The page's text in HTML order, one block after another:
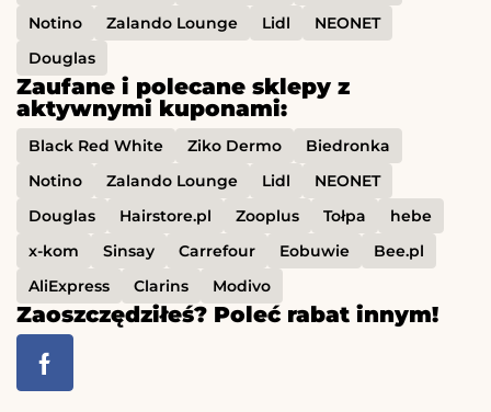
Notino
Zalando Lounge Lidl
NEONET
Douglas
Zaufane i polecane sklepy z
aktywnymi kuponami:
Black Red White Ziko Dermo
Biedronka
Notino
Zalando Lounge Lidl
NEONET
Douglas
Hairstore.pl Zooplus Tołpa
hebe
x-kom
Sinsay Carrefour Eobuwie
Bee.pl
AliExpress
Clarins Modivo
Zaoszczędziłeś? Poleć rabat innym!